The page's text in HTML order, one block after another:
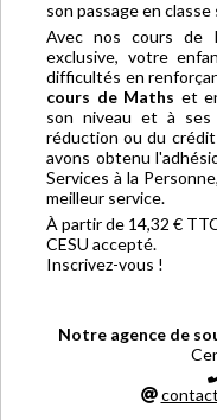
son passage en
Avec nos cours de
exclusive, votre
difficultés en
cours de Maths et
son niveau et à ses
réduction ou du
avons obtenu
Services à la
meilleur service.
À partir de 14,32 €
CESU accepté.
Inscrivez-vous !
Notre agence de